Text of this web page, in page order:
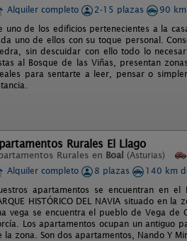
Alquiler completo
2-15 plazas
90
uno de los edificios pertenecientes a la
uno de ellos con su toque personal.
sin descuidar con ello todo lo
al Bosque de las Viñas, presentan
para sentarte a leer, pensar o
Rurales El Llago
Rurales en Boal (Asturias)
Alquiler completo
8 plazas
140 km
apartamentos se encuentran en
HISTÓRICO DEL NAVIA situado en
vega se encuentra el pueblo de Vega
Los apartamentos ocupan un antiguo
la zona. Son dos apartamentos, Nando Y